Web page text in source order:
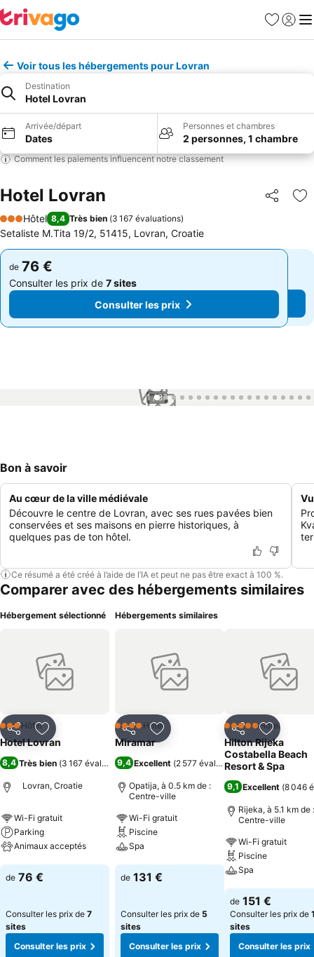
Favoris
Se
Voir tous les hébergements pour Lovran
Destination
Hotel Lovran
Arrivée/départ
Dates
Personnes et chambres
2 personnes, 1 chambre
Comment les paiements influencent notre classement
Hotel Lovran Partager
3 Étoiles
Hôtel 8,4 Très bien (3 167 évaluations)
Setaliste M.Tita 19/2, 51415, Lovran, Croatie
de 76 €
Consulter les prix de 7 sites
Consulter les prix
de 76 €
Consulter les prix de 7 sites
Consulter les prix
1 / 87
Bon à savoir
Au cœur de la ville médiévale
Découvre le centre de Lovran, avec ses rues pavées bien
conservées et ses maisons en pierre historiques, à
quelques pas de ton hôtel.
Ce résumé a été créé à l’aide de l’IA et peut ne pas être exact à 100 %.
Comparer avec des hébergements similaires
Hébergement sélectionné
PartagerAjouter à mes favoris
3 ÉtoilesHôtel
Hotel Lovran
8,4 Très bien (3 167 évaluations)
Lovran, Croatie
Wi-Fi gratuit
Parking
Animaux acceptés
Consulter les prix
de 76 €
Consulter les prix de 7
sites
Consulter les prix
Hébergements similaires
PartagerAjouter à mes favoris
4 ÉtoilesHôtel
Miramar
9,4 Excellent (2 577 évaluations)
Opatija, à 0.5 km de :
Centre-ville
Wi-Fi gratuit
Piscine
Spa
Consulter les prix
de 131 €
Consulter les prix de 5
sites
Consulter les prix
PartagerAjouter
5 Étoiles Hôtel
Hilton Rijeka
Costabella Beach
Resort & Spa
9,1 Excellent (8 046
Rijeka, à 5.1 km de :
Centre-ville
Wi-Fi gratuit
Piscine
Spa
Consulter les
de 151 €
Consulter les prix de
sites
Consulter les prix